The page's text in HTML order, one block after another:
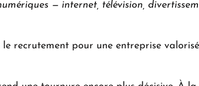
— internet, télévision,
recrutement pour une entreprise